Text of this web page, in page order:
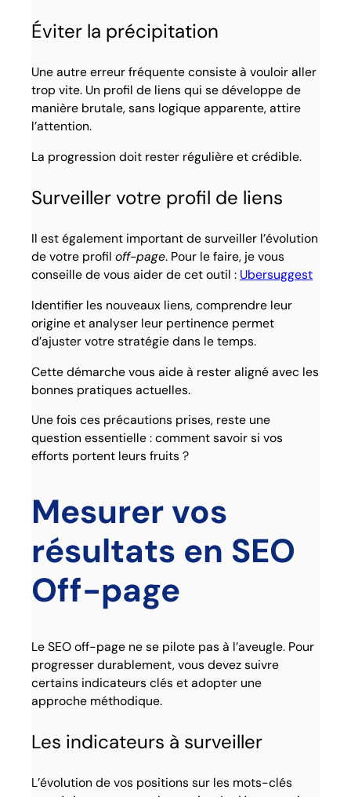
Éviter la précipitation
Une autre erreur fréquente consiste à vouloir aller
trop vite. Un profil de liens qui se développe de
manière brutale, sans logique apparente, attire
l’attention.
La progression doit rester régulière et crédible.
Surveiller votre profil de liens
Il est également important de surveiller l’évolution
de votre profiloff-page. Pour le faire, je vous
conseille de vous aider de cet outil : Ubersuggest
Identifier les nouveaux liens, comprendre leur
origine et analyser leur pertinence permet
d’ajuster votre stratégie dans le temps.
Cette démarche vous aide à rester aligné avec les
bonnes pratiques actuelles.
Une fois ces précautions prises, reste une
question essentielle : comment savoir si vos
efforts portent leurs fruits ?
Mesurer vos
résultats en SEO
Off-page
Le SEO off-page ne se pilote pas à l’aveugle. Pour
progresser durablement, vous devez suivre
certains indicateurs clés et adopter une
approche méthodique.
Les indicateurs à surveiller
L’évolution de vos positions sur les mots-clés